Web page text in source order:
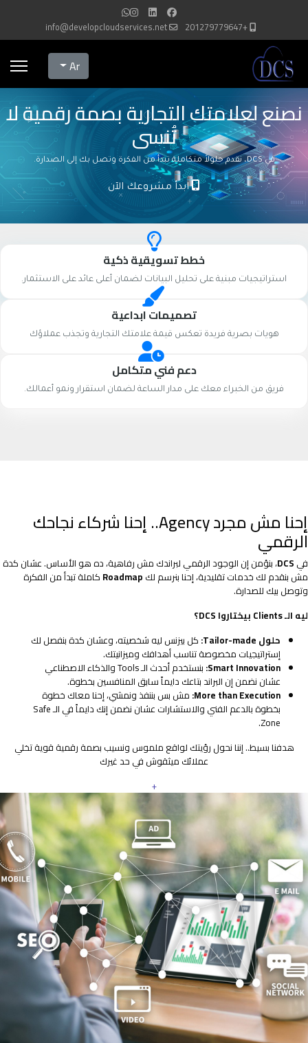
+201279779647
info@developcloudservices.net
Select your language
Ar
نصنع لعلامتك التجارية بصمة رقمية لا
تُنسى
في DCS، نقدم حلولاً متكاملة تبدأ من الفكرة وتصل بك إلى الصدارة.
ابدأ مشروعك الآن
خطط تسويقية ذكية
استراتيجيات مبنية على تحليل البيانات لضمان أعلى عائد على الاستثمار.
تصميمات ابداعية
هويات بصرية فريدة تعكس قيمة علامتك التجارية وتجذب عملاؤك
دعم فني متكامل
فريق من الخبراء معك على مدار الساعة لضمان استقرار ونمو أعمالك.
إحنا مش مجرد Agency.. إحنا شركاء نجاحك
الرقمي
في DCS، بنؤمن إن الوجود الرقمي لبراندك مش رفاهية، ده هو الأساس. عشان كدة
مش بنقدم لك خدمات تقليدية، إحنا بنرسم لك Roadmap كاملة تبدأ من الفكرة
وتوصل بيك للصدارة.
ليه الـ Clients بيختاروا DCS؟
حلول Tailor-made:
كل بيزنس ليه شخصيته، وعشان كدة بنفصل لك
إستراتيجيات مخصوصة تناسب أهدافك وميزانيتك.
Smart Innovation:
بنستخدم أحدث الـ Tools والذكاء الاصطناعي
عشان نضمن إن البراند بتاعك دايماً سابق المنافسين بخطوة.
More than Execution: مش بس بننفذ ونمشي، إحنا معاك خطوة
بخطوة بالدعم الفني والاستشارات عشان نضمن إنك دايماً في الـ Safe
Zone.
هدفنا بسيط.. إننا نحول رؤيتك لواقع ملموس ونسيب بصمة رقمية قوية تخلي
عملائك ميثقوش في حد غيرك
+